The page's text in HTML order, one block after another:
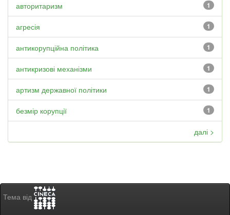
1
авторитаризм
1
агресія
1
антикорупційна політика
1
антикризові механізми
1
артизм державної політики
1
безмір корупції
далі >
Тема від